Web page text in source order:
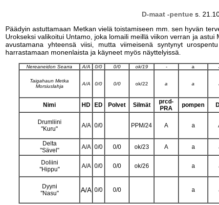
D-maat -pentue s.
Päädyin astuttamaan Metkan vielä toistamiseen mm. sen hyvän
Urokseksi valikoitui Untamo, joka lomaili meillä viikon verran ja
avustamana yhteensä viisi, mutta viimeisenä syntynyt
harrastamaan monenlaista ja käyneet myös näyttelyissä.
Nereaneidon Searra A/A 0/0 0/0 ok/19 - a
Taigahaun Metka
Morsiuslahja
A/A 0/0 0/0 ok/22 a a
Nimi HD ED Polvet Silmät
prcd-
PRA
pompen
Drumliini
"Kuru"
A/A 0/0 PPM/24 A a
Delta
"Sävel"
A/A 0/0 0/0 ok/23 A a
Doliini
"Hippu"
A/A 0/0 0/0 ok/26 a
Dyyni
"Nasu"
A/A 0/0 0/0 a